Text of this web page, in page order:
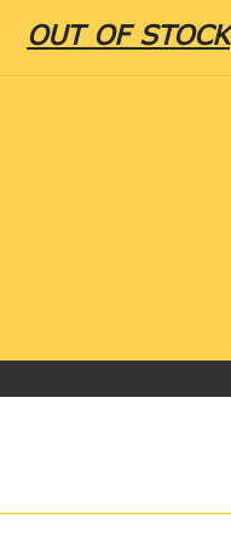
OUT OF STOCK